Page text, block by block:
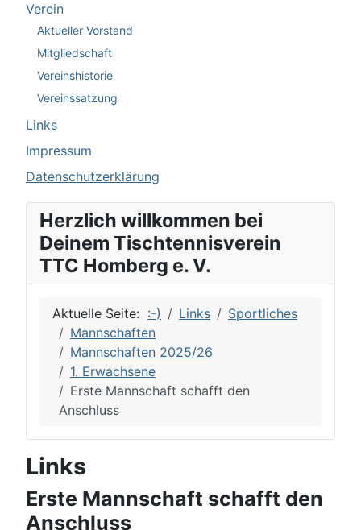
Verein
Aktueller Vorstand
Mitgliedschaft
Vereinshistorie
Vereinssatzung
Links
Impressum
Datenschutzerklärung
Herzlich willkommen bei
Deinem Tischtennisverein
TTC Homberg e. V.
Aktuelle Seite: :-) Links
Sportliches
Mannschaften
Mannschaften 2025/26
1. Erwachsene
Erste Mannschaft schafft den
Anschluss
Links
Erste Mannschaft schafft den
Anschluss